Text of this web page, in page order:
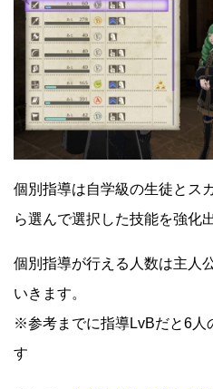
個別指導は自学級の生徒とス
ら選んで選択した技能を強化
個別指導が行える人数は主人
いきます。
※参考までに指導LvBだと6人
す